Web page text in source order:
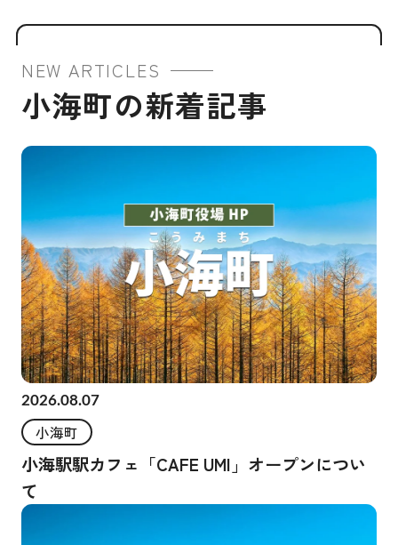
NEW ARTICLES
小海町の新着記事
2026.08.07
小海町
小海駅駅カフェ「CAFE UMI」オープンについ
て